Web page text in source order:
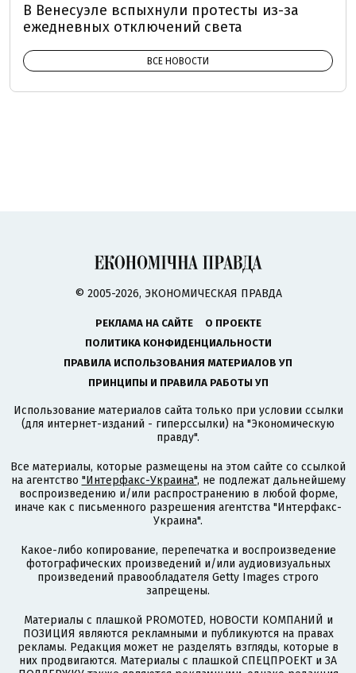
В Венесуэле вспыхнули протесты из-за
ежедневных отключений света
ВСЕ НОВОСТИ
© 2005-2026, ЭКОНОМИЧЕСКАЯ ПРАВДА
РЕКЛАМА НА САЙТЕ
О ПРОЕКТЕ
ПОЛИТИКА КОНФИДЕНЦИАЛЬНОСТИ
ПРАВИЛА ИСПОЛЬЗОВАНИЯ МАТЕРИАЛОВ УП
ПРИНЦИПЫ И ПРАВИЛА РАБОТЫ УП
Использование материалов сайта только при условии ссылки
(для интернет-изданий - гиперссылки) на "Экономическую
правду".
Все материалы, которые размещены на этом сайте со ссылкой
на агентство "Интерфакс-Украина", не подлежат дальнейшему
воспроизведению и/или распространению в любой форме,
иначе как с письменного разрешения агентства "Интерфакс-
Украина".
Какое-либо копирование, перепечатка и воспроизведение
фотографических произведений и/или аудиовизуальных
произведений правообладателя Getty Images строго
запрещены.
Материалы с плашкой PROMOTED, НОВОСТИ КОМПАНИЙ и
ПОЗИЦИЯ являются рекламными и публикуются на правах
рекламы. Редакция может не разделять взгляды, которые в
них продвигаются. Материалы с плашкой СПЕЦПРОЕКТ и ЗА